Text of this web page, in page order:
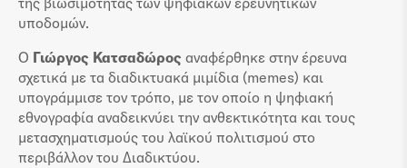
υποδομών.
Ο Γιώργος Κατσαδώρος αναφέρθηκε στην έρευνα
σχετικά με τα διαδικτυακά μιμίδια (memes) και
υπογράμμισε τον τρόπο, με τον οποίο η ψηφιακή
εθνογραφία αναδεικνύει την ανθεκτικότητα και τους
μετασχηματισμούς του λαϊκού πολιτισμού στο
περιβάλλον του Διαδικτύου.